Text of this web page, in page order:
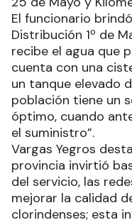
El funcionario
Distribución 1º de
recibe el agua que
cuenta con una
un tanque elevado
población tiene un
óptimo, cuando
el suministro”.
Vargas Yegros
provincia invirtió
del servicio, las
mejorar la calidad
clorindenses; esta